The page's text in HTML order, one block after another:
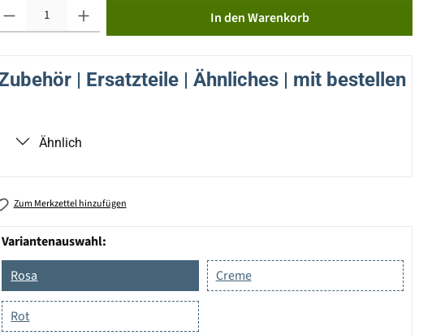
In den Warenkorb
| Ersatzteile | Ähnliches | mit bestellen
Ähnlich
Zum Merkzettel hinzufügen
Variantenauswahl:
Rosa
Creme
Rot